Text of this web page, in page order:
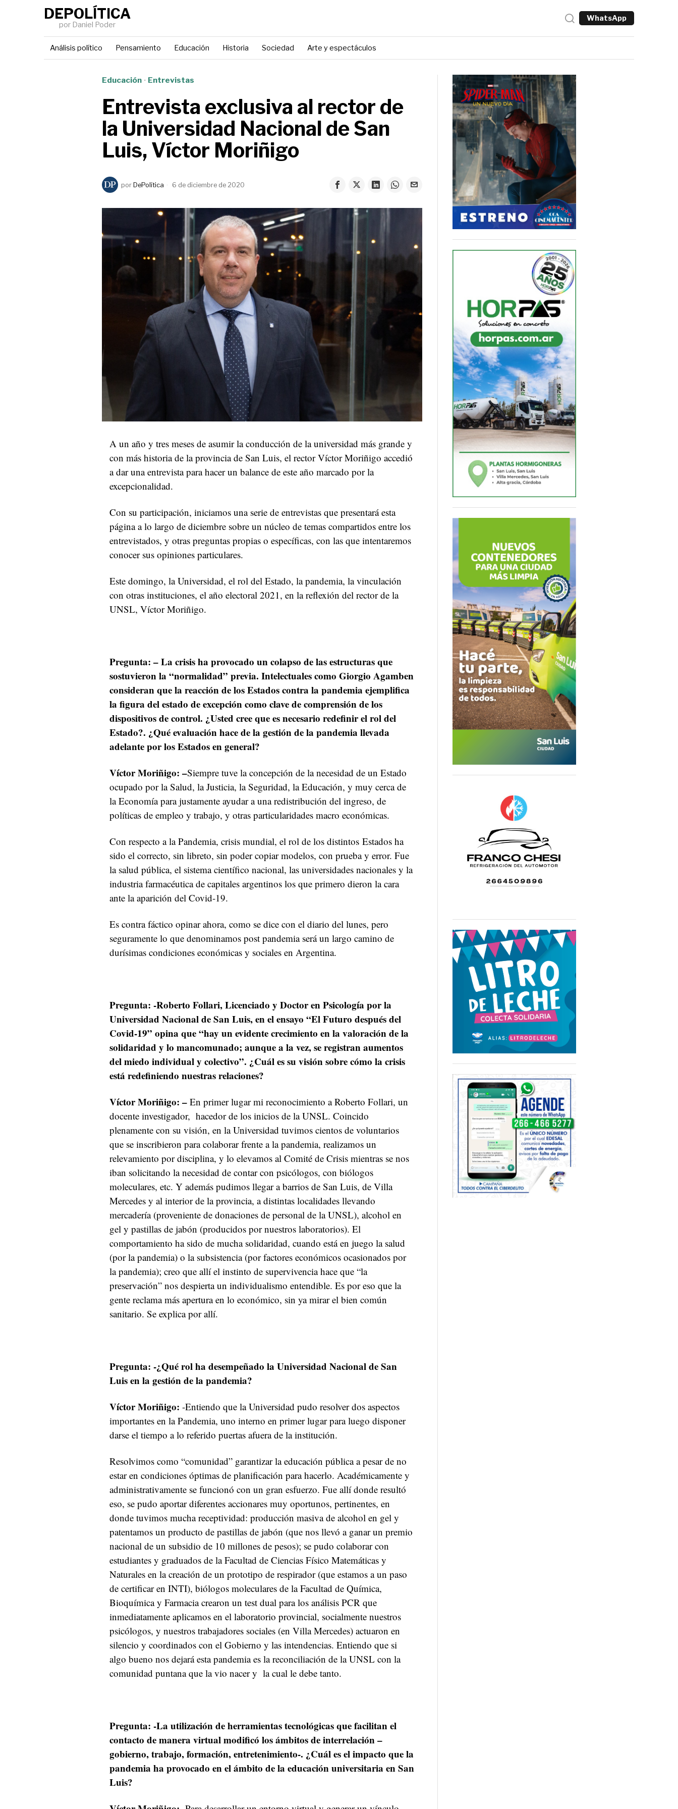
DEPOLÍTICA
por Daniel Poder
WhatsApp
Análisis político Pensamiento Educación Historia Sociedad Arte y espectáculos
Educación · Entrevistas
Entrevista exclusiva al rector de
la Universidad Nacional de San
Luis, Víctor Moriñigo
por DePolítica 6 de diciembre de 2020
A un año y tres meses de asumir la conducción de la universidad más grande y
con más historia de la provincia de San Luis, el rector Víctor Moriñigo accedió
a dar una entrevista para hacer un balance de este año marcado por la
excepcionalidad.
Con su participación, iniciamos una serie de entrevistas que presentará esta
página a lo largo de diciembre sobre un núcleo de temas compartidos entre los
entrevistados, y otras preguntas propias o específicas, con las que intentaremos
conocer sus opiniones particulares.
Este domingo, la Universidad, el rol del Estado, la pandemia, la vinculación
con otras instituciones, el año electoral 2021, en la reflexión del rector de la
UNSL, Víctor Moriñigo.
Pregunta: – La crisis ha provocado un colapso de las estructuras que
sostuvieron la “normalidad” previa. Intelectuales como Giorgio Agamben
consideran que la reacción de los Estados contra la pandemia ejemplifica
la figura del estado de excepción como clave de comprensión de los
dispositivos de control. ¿Usted cree que es necesario redefinir el rol del
Estado?. ¿Qué evaluación hace de la gestión de la pandemia llevada
adelante por los Estados en general?
Víctor Moriñigo: –Siempre tuve la concepción de la necesidad de un Estado
ocupado por la Salud, la Justicia, la Seguridad, la Educación, y muy cerca de
la Economía para justamente ayudar a una redistribución del ingreso, de
políticas de empleo y trabajo, y otras particularidades macro económicas.
Con respecto a la Pandemia, crisis mundial, el rol de los distintos Estados ha
sido el correcto, sin libreto, sin poder copiar modelos, con prueba y error. Fue
la salud pública, el sistema científico nacional, las universidades nacionales y la
industria farmacéutica de capitales argentinos los que primero dieron la cara
ante la aparición del Covid-19.
Es contra fáctico opinar ahora, como se dice con el diario del lunes, pero
seguramente lo que denominamos post pandemia será un largo camino de
durísimas condiciones económicas y sociales en Argentina.
Pregunta: -Roberto Follari, Licenciado y Doctor en Psicología por la
Universidad Nacional de San Luis, en el ensayo “El Futuro después del
Covid-19” opina que “hay un evidente crecimiento en la valoración de la
solidaridad y lo mancomunado; aunque a la vez, se registran aumentos
del miedo individual y colectivo”. ¿Cuál es su visión sobre cómo la crisis
está redefiniendo nuestras relaciones?
Víctor Moriñigo: – En primer lugar mi reconocimiento a Roberto Follari, un
docente investigador, hacedor de los inicios de la UNSL. Coincido
plenamente con su visión, en la Universidad tuvimos cientos de voluntarios
que se inscribieron para colaborar frente a la pandemia, realizamos un
relevamiento por disciplina, y lo elevamos al Comité de Crisis mientras se nos
iban solicitando la necesidad de contar con psicólogos, con biólogos
moleculares, etc. Y además pudimos llegar a barrios de San Luis, de Villa
Mercedes y al interior de la provincia, a distintas localidades llevando
mercadería (proveniente de donaciones de personal de la UNSL), alcohol en
gel y pastillas de jabón (producidos por nuestros laboratorios). El
comportamiento ha sido de mucha solidaridad, cuando está en juego la salud
(por la pandemia) o la subsistencia (por factores económicos ocasionados por
la pandemia); creo que allí el instinto de supervivencia hace que “la
preservación” nos despierta un individualismo entendible. Es por eso que la
gente reclama más apertura en lo económico, sin ya mirar el bien común
sanitario. Se explica por allí.
Pregunta: -¿Qué rol ha desempeñado la Universidad Nacional de San
Luis en la gestión de la pandemia?
Víctor Moriñigo: -Entiendo que la Universidad pudo resolver dos aspectos
importantes en la Pandemia, uno interno en primer lugar para luego disponer
darse el tiempo a lo referido puertas afuera de la institución.
Resolvimos como “comunidad” garantizar la educación pública a pesar de no
estar en condiciones óptimas de planificación para hacerlo. Académicamente y
administrativamente se funcionó con un gran esfuerzo. Fue allí donde resultó
eso, se pudo aportar diferentes accionares muy oportunos, pertinentes, en
donde tuvimos mucha receptividad: producción masiva de alcohol en gel y
patentamos un producto de pastillas de jabón (que nos llevó a ganar un premio
nacional de un subsidio de 10 millones de pesos); se pudo colaborar con
estudiantes y graduados de la Facultad de Ciencias Físico Matemáticas y
Naturales en la creación de un prototipo de respirador (que estamos a un paso
de certificar en INTI), biólogos moleculares de la Facultad de Química,
Bioquímica y Farmacia crearon un test dual para los análisis PCR que
inmediatamente aplicamos en el laboratorio provincial, socialmente nuestros
psicólogos, y nuestros trabajadores sociales (en Villa Mercedes) actuaron en
silencio y coordinados con el Gobierno y las intendencias. Entiendo que si
algo bueno nos dejará esta pandemia es la reconciliación de la UNSL con la
comunidad puntana que la vio nacer y la cual le debe tanto.
Pregunta: -La utilización de herramientas tecnológicas que facilitan el
contacto de manera virtual modificó los ámbitos de interrelación –
gobierno, trabajo, formación, entretenimiento-. ¿Cuál es el impacto que la
pandemia ha provocado en el ámbito de la educación universitaria en San
Luis?